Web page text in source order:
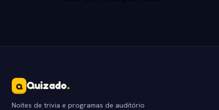
Q Quizado.
Noites de trivia e programas de auditório